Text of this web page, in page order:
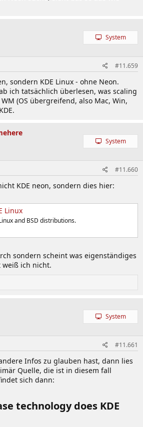
System
#11.659
sondern KDE Linux - ohne Neon.
ich tatsächlich überlesen, was scaling
(OS übergreifend, also Mac, Win,
System
#11.660
KDE neon, sondern dies hier:
Linux
and BSD distributions.
sondern scheint was eigenständiges
weiß ich nicht.
System
#11.661
Infos zu glauben hast, dann lies
Quelle, die ist in diesem fall
sich dann:
technology does KDE